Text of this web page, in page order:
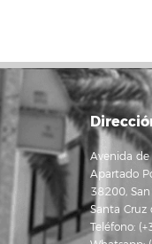
Avenida de
Apartado
38200,
Santa Cruz
Teléfono: